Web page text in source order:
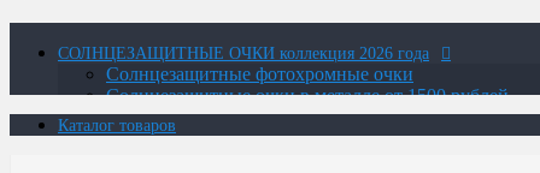
СОЛНЦЕЗАЩИТНЫЕ ОЧКИ коллекция 2026 года
Солнцезащитные фотохромные очки
Солнцезащитные очки в металле от 1500 рублей
Солнцезащитные очки в пластике от 1200 рублей
Солнцезащитные очки детские от 700 рублей
Каталог товаров